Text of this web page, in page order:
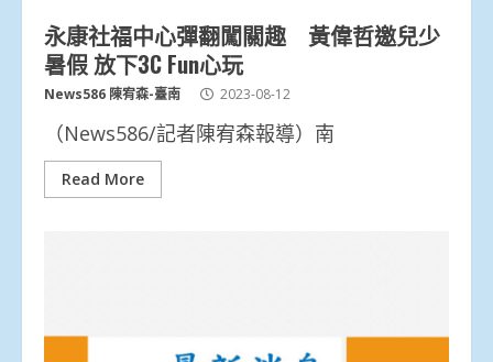
永康社福中心彈翻闖關趣 黃偉哲邀兒少
暑假 放下3C Fun心玩
News586 陳宥森-臺南 2023-08-12
（News586/記者陳宥森報導）南
Read More